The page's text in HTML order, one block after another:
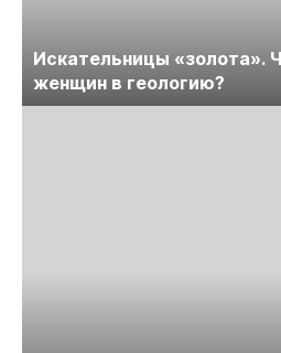
Искательницы «золота».
женщин в геологию?